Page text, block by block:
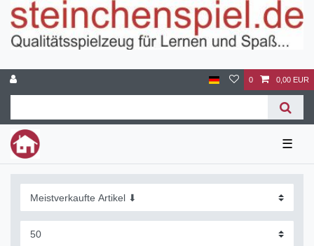
0 0,00 EUR
☰